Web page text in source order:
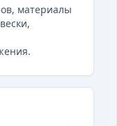
материалы